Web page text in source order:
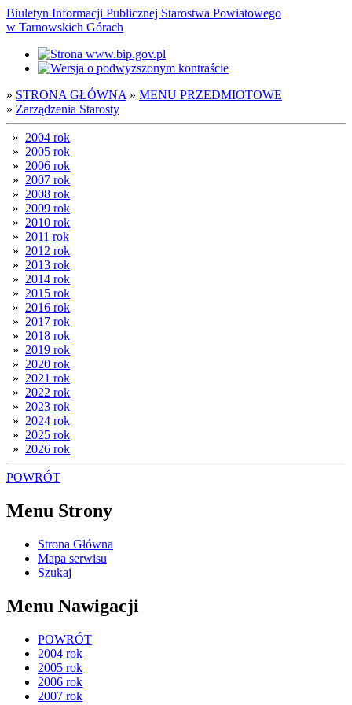
Biuletyn Informacji Publicznej Starostwa Powiatowego
w Tarnowskich Górach
» STRONA GŁÓWNA » MENU PRZEDMIOTOWE
» Zarządzenia Starosty
» 2004 rok
» 2005 rok
» 2006 rok
» 2007 rok
» 2008 rok
» 2009 rok
» 2010 rok
» 2011 rok
» 2012 rok
» 2013 rok
» 2014 rok
» 2015 rok
» 2016 rok
» 2017 rok
» 2018 rok
» 2019 rok
» 2020 rok
» 2021 rok
» 2022 rok
» 2023 rok
» 2024 rok
» 2025 rok
» 2026 rok
POWRÓT
Menu Strony
Strona Główna
Mapa serwisu
Szukaj
Menu Nawigacji
POWRÓT
2004 rok
2005 rok
2006 rok
2007 rok